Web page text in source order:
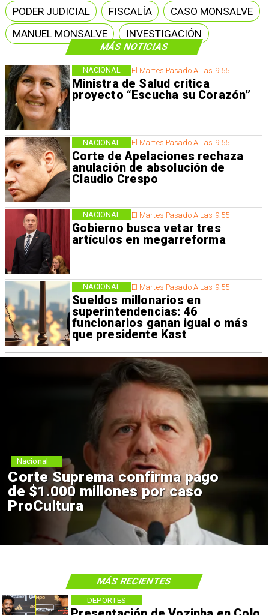
MÁS NOTICIAS
El Martes Pasado A Las 9:55
Ministra de Salud critica
proyecto “Escucha su Corazón”
NACIONAL
El Martes Pasado A Las 9:55
Corte de Apelaciones rechaza
anulación de absolución de
Claudio Crespo
NACIONAL
El Martes Pasado A Las 9:55
Gobierno busca vetar tres
artículos en megarreforma
NACIONAL
El Martes Pasado A Las 9:55
Sueldos millonarios en
superintendencias: 46
funcionarios ganan igual o más
que presidente Kast
NACIONAL
PODER JUDICIAL FISCALÍA
CASO MONSALVE
MANUEL MONSALVE
INVESTIGACIÓN
Corte Suprema confirma pago
de $1.000 millones por caso
ProCultura
Nacional
DEPORTES
MÁS RECIENTES